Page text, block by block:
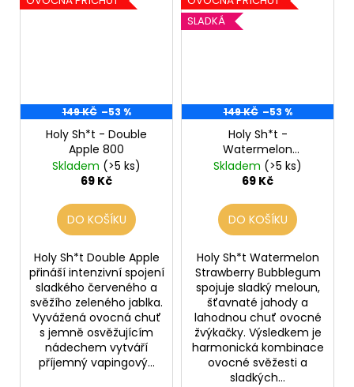
149 KČ –53 %
Holy Sh*t - Double
Apple 800
Skladem (>5 ks)
69 Kč
DO KOŠÍKU
Holy Sh*t Double Apple
přináší intenzivní spojení
sladkého červeného a
svěžího zeleného jablka.
Vyvážená ovocná chuť
s jemně osvěžujícím
nádechem vytváří
příjemný vapingový...
SLADKÁ
149 KČ –53 %
Holy Sh*t -
Watermelon
Strawberry Bubblegum
800
Skladem (>5 ks)
69 Kč
DO KOŠÍKU
Holy Sh*t Watermelon
Strawberry Bubblegum
spojuje sladký meloun,
šťavnaté jahody a
lahodnou chuť ovocné
žvýkačky. Výsledkem je
harmonická kombinace
ovocné svěžesti a
sladkých...